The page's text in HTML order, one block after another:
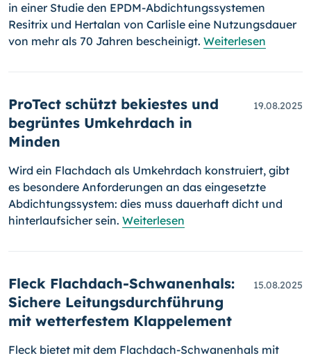
in einer Studie den EPDM-Abdichtungssystemen
Resitrix und Hertalan von Carlisle eine Nutzungsdauer
von mehr als 70 Jahren bescheinigt. Weiterlesen
ProTect schützt bekiestes und
begrüntes Umkehrdach in
Minden
19.08.2025
Wird ein Flachdach als Umkehrdach konstruiert, gibt
es besondere Anforderungen an das eingesetzte
Abdichtungssystem: dies muss dauerhaft dicht und
hinterlaufsicher sein. Weiterlesen
Fleck Flachdach-Schwanenhals:
Sichere Leitungsdurchführung
mit wetterfestem Klappelement
15.08.2025
Fleck bietet mit dem Flachdach-Schwanenhals mit